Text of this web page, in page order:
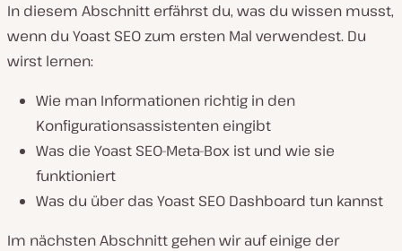
In diesem Abschnitt erfährst du, was du wissen musst,
wenn du Yoast SEO zum ersten Mal verwendest. Du
wirst lernen:
Wie man Informationen richtig in den
Konfigurationsassistenten eingibt
Was die Yoast SEO-Meta-Box ist und wie sie
funktioniert
Was du über das Yoast SEO Dashboard tun kannst
Im nächsten Abschnitt gehen wir auf einige der